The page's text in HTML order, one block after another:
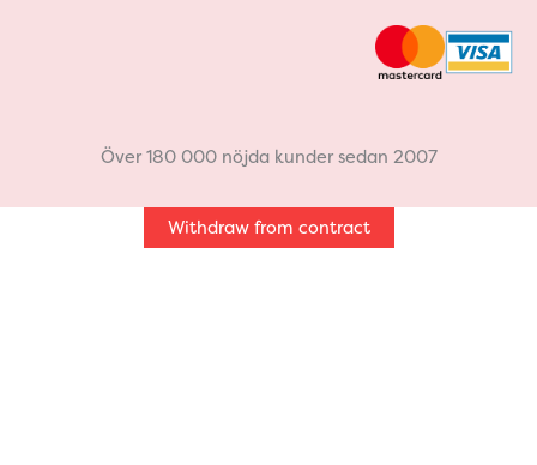
b
o
a
g
Över 180 000 nöjda kunder sedan 2007
Withdraw from contract